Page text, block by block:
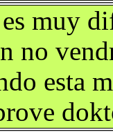
es muy
no
esta